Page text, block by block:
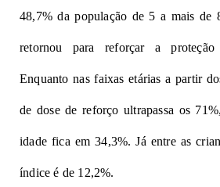
48,7% da população de 5 a mais de
retornou para reforçar a
Enquanto nas faixas etárias a partir
de dose de reforço ultrapassa os
idade fica em 34,3%. Já entre as
índice é de 12,2%.